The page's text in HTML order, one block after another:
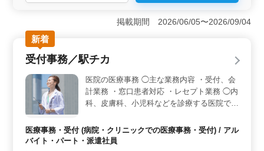
＜通勤しやすく働きやすい＞ 緑井駅から徒歩圏内で通
勤しやすく、無料駐車場も完備しているため車通勤も可
能です。完全週休2日制で残業なしのため、無理なく安定
して働ける環境です。 ＜医療事務経験を活かせる
＞ 外来受付、レセプト業務、電子カルテ入力など医療
事務業務を担当します。これまでの診療報酬請求経験を
活かし、即戦力として活躍できます。 ＜福利厚生も
安心＞ 交通費支給により通勤負担を抑えられる環境で
す。社会保険など福利厚生も整っており、経験を活かし
ながら安心して長く働ける環境です。
掲載期間 2026/06/05〜2026/09/04
新着
受付事務／駅チカ
医院の医療事務 ◯主な業務内容 ・受付、会
計業務 ・窓口患者対応 ・レセプト業務 ◯内
科、皮膚科、小児科などを診療する医院で
これまでの積み重ねを活かせます。 さらな
るキャリアアップを望む方にもおすすめの求
医療事務・受付 (病院・クリニックでの医療事務・受付) / アル
バイト・パート・派遣社員